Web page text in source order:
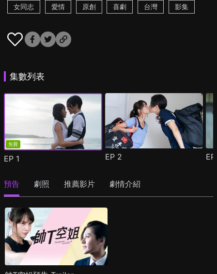
女同志
愛情 原創 喜劇 台灣 影集
集數列表
免費
EP 1 EP 2
預告 劇照 推薦影片 劇情介紹